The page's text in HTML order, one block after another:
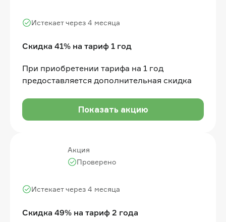
Скидка 41% на тариф 1 год
Истекает через 4 месяца
При приобретении тарифа на 1 год
предоставляется дополнительная скидка
Показать акцию
Акция
Скидка 49% на тариф 2 года
Истекает через 4 месяца
Проверено